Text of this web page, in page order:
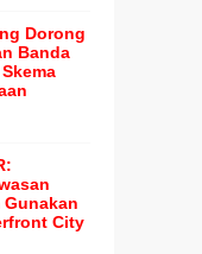
Dorong
Banda
City